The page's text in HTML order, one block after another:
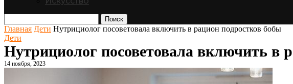
Поиск
Главная Дети Нутрициолог посоветовала включить в рацион подростков бобы
Дети
Нутрициолог посоветовала включить в
14 ноября, 2023